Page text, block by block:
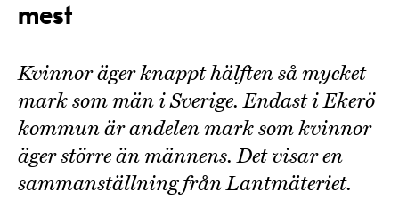
mest
Kvinnor äger knappt hälften så mycket
mark som män i Sverige. Endast i Ekerö
kommun är andelen mark som kvinnor
äger större än männens. Det visar en
sammanställning från Lantmäteriet.